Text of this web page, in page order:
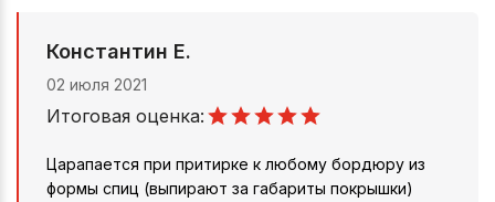
Константин Е.
02 июля 2021
Итоговая оценка:
Царапается при притирке к любому бордюру из
формы спиц (выпирают за габариты покрышки)